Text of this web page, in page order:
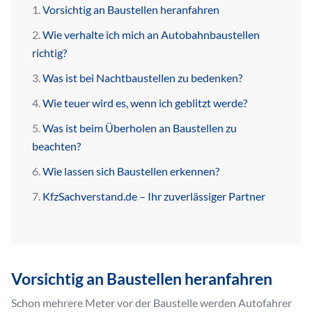
Vorsichtig an Baustellen heranfahren
Wie verhalte ich mich an Autobahnbaustellen
richtig?
Was ist bei Nachtbaustellen zu bedenken?
Wie teuer wird es, wenn ich geblitzt werde?
Was ist beim Überholen an Baustellen zu
beachten?
Wie lassen sich Baustellen erkennen?
KfzSachverstand.de – Ihr zuverlässiger Partner
Vorsichtig an Baustellen heranfahren
Schon mehrere Meter vor der Baustelle werden Autofahrer